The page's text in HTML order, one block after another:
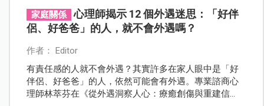
家庭關係
心理師揭示 12 個外遇迷思：「好伴
侶、好爸爸」的人，就不會外遇嗎？
作者： Editor
有責任感的人就不會外遇？其實許多在家人眼中是「好
伴侶、好爸爸」的人，依然可能會有外遇。專業諮商心
理師林萃芬在《從外遇洞察人心：療癒創傷與重建信